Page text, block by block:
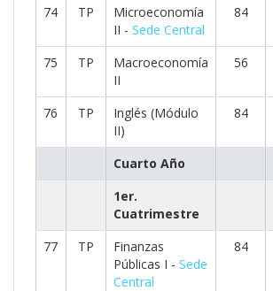
74 TP
Microeconomía
II - Sede Central
84
75 TP
Macroeconomía
II
56
76 TP
Inglés (Módulo
II)
84
Cuarto Año
1er.
Cuatrimestre
77 TP
Finanzas
Públicas I - Sede
Central
84